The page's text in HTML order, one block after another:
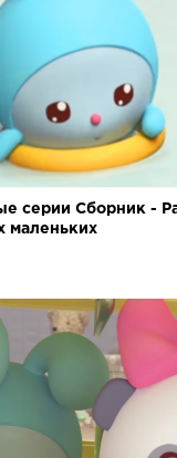
серии Сборник -
маленьких